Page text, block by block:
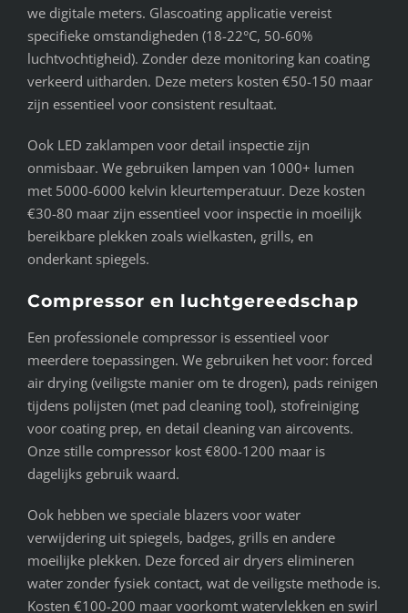
we digitale meters. Glascoating applicatie vereist
specifieke omstandigheden (18-22°C, 50-60%
luchtvochtigheid). Zonder deze monitoring kan coating
verkeerd uitharden. Deze meters kosten €50-150 maar
zijn essentieel voor consistent resultaat.
Ook LED zaklampen voor detail inspectie zijn
onmisbaar. We gebruiken lampen van 1000+ lumen
met 5000-6000 kelvin kleurtemperatuur. Deze kosten
€30-80 maar zijn essentieel voor inspectie in moeilijk
bereikbare plekken zoals wielkasten, grills, en
onderkant spiegels.
Compressor en luchtgereedschap
Een professionele compressor is essentieel voor
meerdere toepassingen. We gebruiken het voor: forced
air drying (veiligste manier om te drogen), pads reinigen
tijdens polijsten (met pad cleaning tool), stofreiniging
voor coating prep, en detail cleaning van aircovents.
Onze stille compressor kost €800-1200 maar is
dagelijks gebruik waard.
Ook hebben we speciale blazers voor water
verwijdering uit spiegels, badges, grills en andere
moeilijke plekken. Deze forced air dryers elimineren
water zonder fysiek contact, wat de veiligste methode is.
Kosten €100-200 maar voorkomt watervlekken en swirl